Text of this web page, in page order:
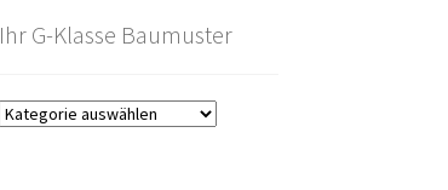
Ihr G-Klasse Baumuster